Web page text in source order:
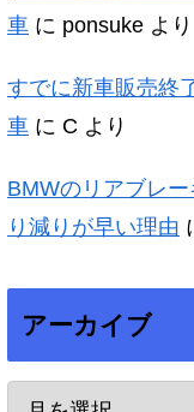
車 に ponsuke より
すでに新車販売終
車 に C より
BMWのリアブレ
り減りが早い理由
アーカイブ